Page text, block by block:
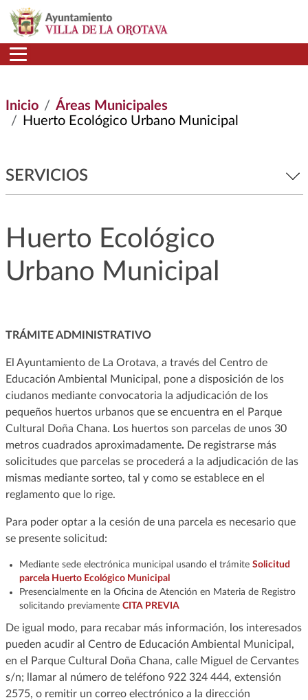
Pasar al contenido principal
Inicio
Áreas Municipales
Huerto Ecológico Urbano Municipal
SERVICIOS
Huerto Ecológico
Urbano Municipal
TRÁMITE ADMINISTRATIVO
El Ayuntamiento de La Orotava, a través del Centro de
Educación Ambiental Municipal, pone a disposición de los
ciudanos mediante convocatoria la adjudicación de los
pequeños huertos urbanos que se encuentra en el Parque
Cultural Doña Chana. Los huertos son parcelas de unos 30
metros cuadrados aproximadamente. De registrarse más
solicitudes que parcelas se procederá a la adjudicación de las
mismas mediante sorteo, tal y como se establece en el
reglamento que lo rige.
Para poder optar a la cesión de una parcela es necesario que
se presente solicitud:
Mediante sede electrónica municipal usando el trámite Solicitud
parcela Huerto Ecológico Municipal
Presencialmente en la Oficina de Atención en Materia de Registro
solicitando previamente CITA PREVIA
De igual modo, para recabar más información, los interesados
pueden acudir al Centro de Educación Ambiental Municipal,
en el Parque Cultural Doña Chana, calle Miguel de Cervantes
s/n; llamar al número de teléfono 922 324 444, extensión
2575, o remitir un correo electrónico a la dirección